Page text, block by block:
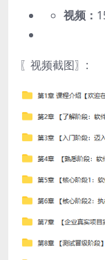
视频：
〖视频截图〗: